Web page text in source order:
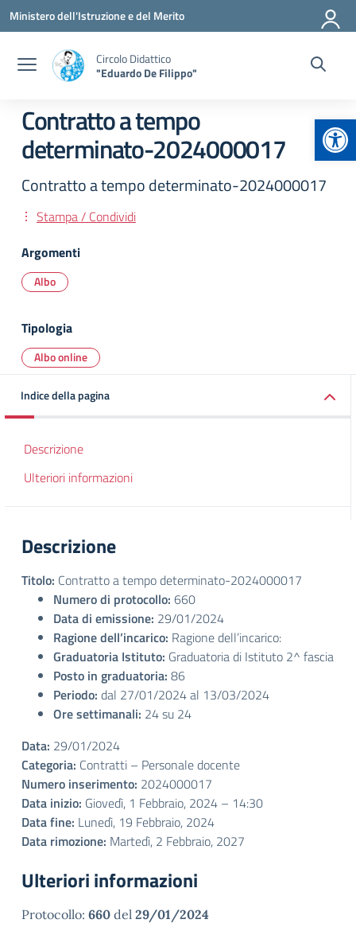
Vai ai contenuti
Vai al menu di navigazione
Vai al footer
Ministero dell'Istruzione e del Merito
Circolo Didattico
"Eduardo De Filippo"
Contratto a tempo
determinato-2024000017
Contratto a tempo determinato-2024000017
Stampa / Condividi
Argomenti
Albo
Tipologia
Albo online
Indice della pagina
Descrizione
Ulteriori informazioni
Descrizione
Titolo: Contratto a tempo determinato-2024000017
Numero di protocollo: 660
Data di emissione: 29/01/2024
Ragione dell’incarico: Ragione dell’incarico:
Graduatoria Istituto: Graduatoria di Istituto 2^ fascia
Posto in graduatoria: 86
Periodo: dal 27/01/2024 al 13/03/2024
Ore settimanali: 24 su 24
Data: 29/01/2024
Categoria: Contratti – Personale docente
Numero inserimento: 2024000017
Data inizio: Giovedì, 1 Febbraio, 2024 – 14:30
Data fine: Lunedì, 19 Febbraio, 2024
Data rimozione: Martedì, 2 Febbraio, 2027
Ulteriori informazioni
Protocollo: 660 del 29/01/2024